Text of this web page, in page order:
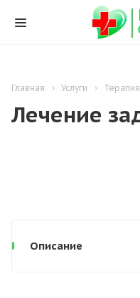
Главная Услуги Терапия
Лечение
Описание